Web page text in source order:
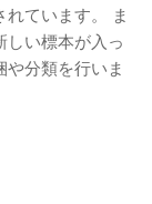
ています。 ま
しい標本が入っ
分類を行いま